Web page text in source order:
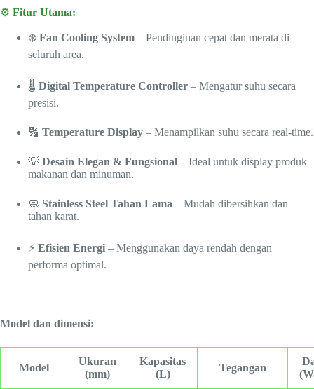
⚙️ Fitur Utama:
❄️ Fan Cooling System – Pendinginan cepat dan merata di
seluruh area.
🌡️ Digital Temperature Controller – Mengatur suhu secara
presisi.
🔢 Temperature Display – Menampilkan suhu secara real-time.
💡 Desain Elegan & Fungsional – Ideal untuk display produk
makanan dan minuman.
🧼 Stainless Steel Tahan Lama – Mudah dibersihkan dan
tahan karat.
⚡ Efisien Energi – Menggunakan daya rendah dengan
performa optimal.
Model dan dimensi:
Model
Ukuran
(mm)
Kapasitas
(L)
Tegangan